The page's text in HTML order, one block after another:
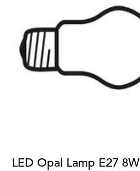
LED Opal Lamp E27 8W